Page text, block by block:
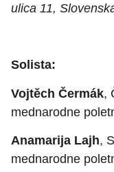
ulica 11,
Solista:
Vojtěch Čermák,
mednarodne
Anamarija Lajh,
mednarodne